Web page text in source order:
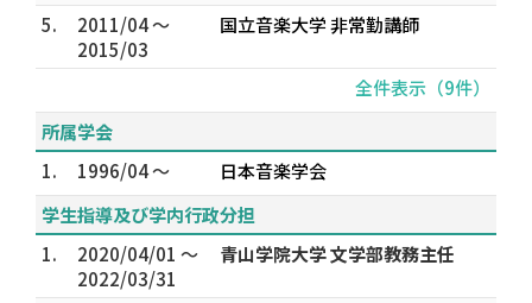
5.
2011/04 ～
2015/03
国立音楽大学 非常勤講師
全件表示（9件）
所属学会
1.
1996/04 ～
日本音楽学会
学生指導及び学内行政分担
1.
2020/04/01 ～
2022/03/31
青山学院大学 文学部教務主任